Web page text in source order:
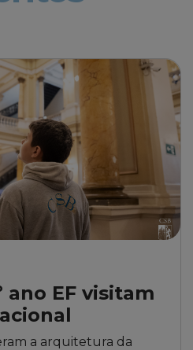
ano EF visitam
a arquitetura da